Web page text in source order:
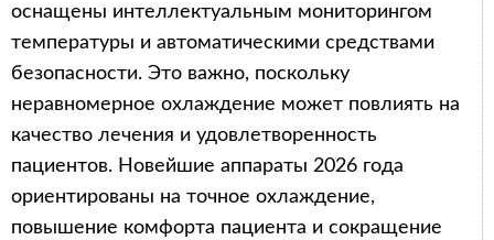
оснащены интеллектуальным мониторингом
температуры и автоматическими средствами
безопасности. Это важно, поскольку
неравномерное охлаждение может повлиять на
качество лечения и удовлетворенность
пациентов. Новейшие аппараты 2026 года
ориентированы на точное охлаждение,
повышение комфорта пациента и сокращение